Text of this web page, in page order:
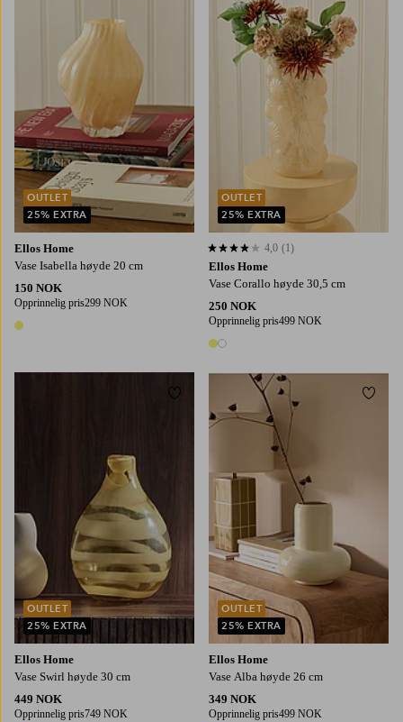
Ellos Home
Vase Isabella høyde 20 cm
150 NOK
Opprinnelig pris299 NOK
1 farge
OUTLET
25% EXTRA
Ellos Home
Vase Corallo høyde 30,5 cm
250 NOK
Opprinnelig pris499 NOK
2 farger
4,0 basert på 1 karaktergivninger
4,0 (1)
OUTLET
25% EXTRA
Ellos Home
Vase Swirl høyde 30 cm
449 NOK
Opprinnelig pris749 NOK
OUTLET
25% EXTRA
Legg til favoritter
Ellos Home
Vase Alba høyde 26 cm
349 NOK
Opprinnelig pris499 NOK
OUTLET
25% EXTRA